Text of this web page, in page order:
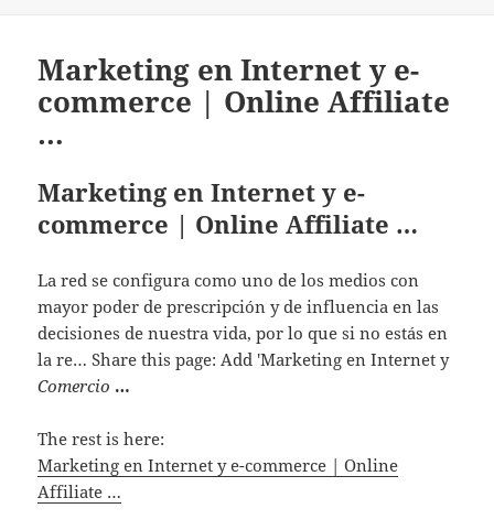
Marketing en Internet y e-
commerce | Online Affiliate
…
Marketing en Internet y e-
commerce | Online Affiliate …
La red se configura como uno de los medios con
mayor poder de prescripción y de influencia en las
decisiones de nuestra vida, por lo que si no estás en
la re… Share this page: Add 'Marketing en Internet y
Comercio …
The rest is here:
Marketing en Internet y e-commerce | Online
Affiliate …